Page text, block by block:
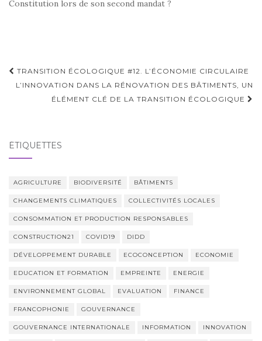
Constitution lors de son second mandat ?
Navigation
d'article
TRANSITION ÉCOLOGIQUE #12. L’ÉCONOMIE CIRCULAIRE
L’INNOVATION DANS LA RÉNOVATION DES BÂTIMENTS, UN
ÉLÉMENT CLÉ DE LA TRANSITION ÉCOLOGIQUE
ÉTIQUETTES
AGRICULTURE BIODIVERSITÉ BÂTIMENTS
CHANGEMENTS CLIMATIQUES COLLECTIVITÉS LOCALES
CONSOMMATION ET PRODUCTION RESPONSABLES
CONSTRUCTION21 COVID19 DIDD
DÉVELOPPEMENT DURABLE ECOCONCEPTION ECONOMIE
EDUCATION ET FORMATION EMPREINTE ENERGIE
ENVIRONNEMENT GLOBAL EVALUATION FINANCE
FRANCOPHONIE GOUVERNANCE
GOUVERNANCE INTERNATIONALE INFORMATION INNOVATION